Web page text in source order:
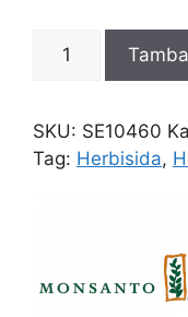
Herbisida
486SL
1
SKU: SE10460
Tag: Herbisida,